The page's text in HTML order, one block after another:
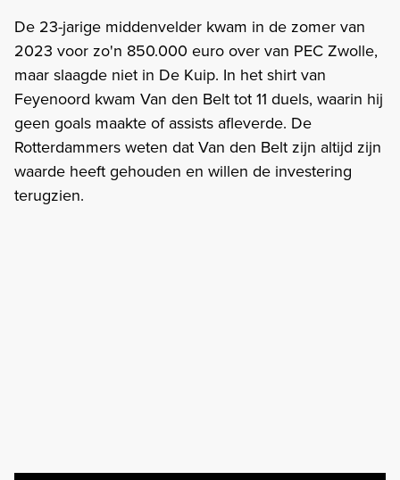
De 23-jarige middenvelder kwam in de zomer van
2023 voor zo'n 850.000 euro over van PEC Zwolle,
maar slaagde niet in De Kuip. In het shirt van
Feyenoord kwam Van den Belt tot 11 duels, waarin hij
geen goals maakte of assists afleverde. De
Rotterdammers weten dat Van den Belt zijn altijd zijn
waarde heeft gehouden en willen de investering
terugzien.